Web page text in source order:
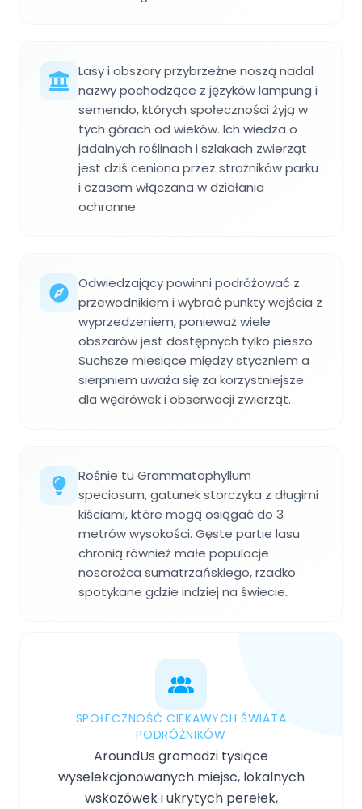
Lasy i obszary przybrzeżne noszą nadal
nazwy pochodzące z języków lampung i
semendo, których społeczności żyją w
tych górach od wieków. Ich wiedza o
jadalnych roślinach i szlakach zwierząt
jest dziś ceniona przez strażników parku
i czasem włączana w działania
ochronne.
Odwiedzający powinni podróżować z
przewodnikiem i wybrać punkty wejścia z
wyprzedzeniem, ponieważ wiele
obszarów jest dostępnych tylko pieszo.
Suchsze miesiące między styczniem a
sierpniem uważa się za korzystniejsze
dla wędrówek i obserwacji zwierząt.
Rośnie tu Grammatophyllum
speciosum, gatunek storczyka z długimi
kiściami, które mogą osiągać do 3
metrów wysokości. Gęste partie lasu
chronią również małe populacje
nosorożca sumatrzańskiego, rzadko
spotykane gdzie indziej na świecie.
SPOŁECZNOŚĆ CIEKAWYCH ŚWIATA
PODRÓŻNIKÓW
AroundUs gromadzi tysiące
wyselekcjonowanych miejsc, lokalnych
wskazówek i ukrytych perełek,